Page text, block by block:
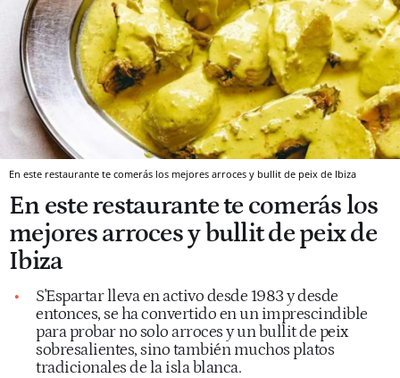
En este restaurante te comerás los mejores arroces y bullit de peix de Ibiza
En este restaurante te comerás los
mejores arroces y bullit de peix de
Ibiza
S'Espartar lleva en activo desde 1983 y desde
entonces, se ha convertido en un imprescindible
para probar no solo arroces y un bullit de peix
sobresalientes, sino también muchos platos
tradicionales de la isla blanca.